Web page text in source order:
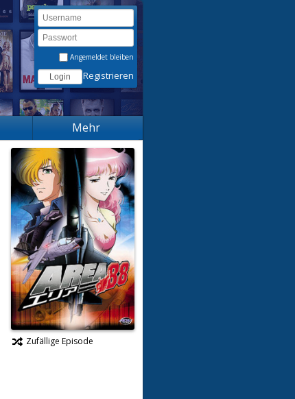
Angemeldet bleiben
Registrieren
Mehr
Zufällige Episode